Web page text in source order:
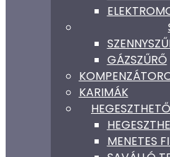
GÁZSZŰRŐ
KARIMÁK
MENETES